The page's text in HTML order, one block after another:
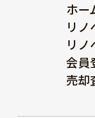
ホー
リノ
リノ
会員
売却